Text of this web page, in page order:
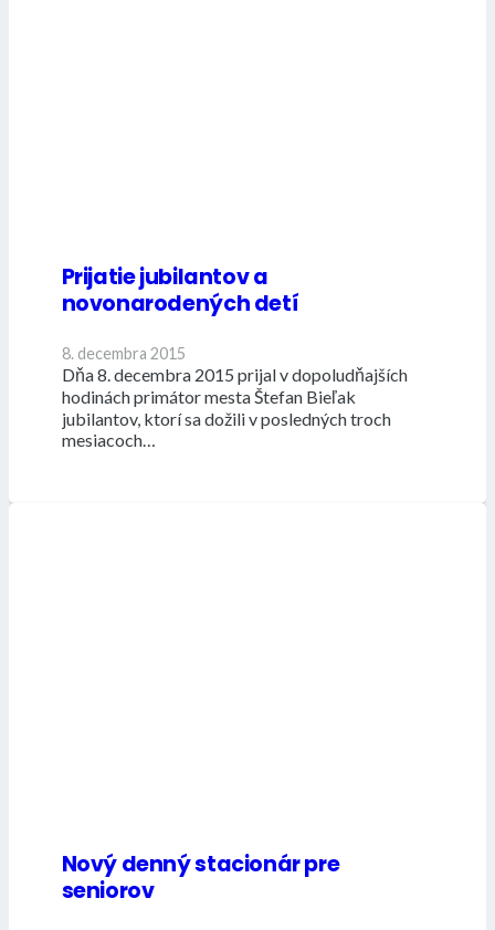
Prijatie jubilantov a
novonarodených detí
8. decembra 2015
Dňa 8. decembra 2015 prijal v dopoludňajších
hodinách primátor mesta Štefan Bieľak
jubilantov, ktorí sa dožili v posledných troch
mesiacoch…
Nový denný stacionár pre
seniorov